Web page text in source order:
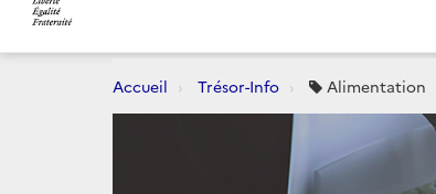
Accueil Trésor-Info Alimentation